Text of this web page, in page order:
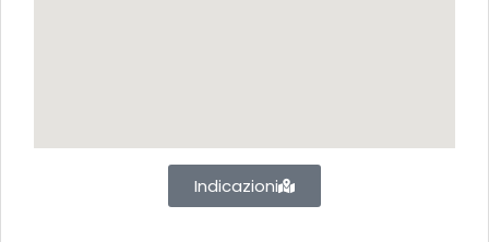
Indicazioni